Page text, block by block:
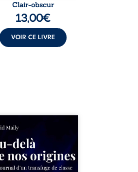
Clair-obscur
13,00€
VOIR CE LIVRE
un milieu populaire où
et les fractures
tenaient lieu de
David a choisi la
Très tôt, l’école et les
deviennent ses armes de